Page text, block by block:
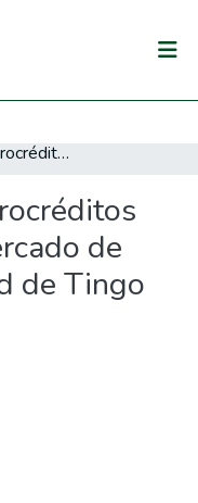
La demanda de microcréditos informales en el mercado de abastos de la ciudad de Tingo María - 2019
de
de Tingo